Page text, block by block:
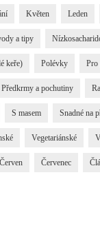
Květen Leden
a tipy
keře) Polévky Pro
Předkrmy a pochutiny
S masem Snadné na
Vegetariánské
Červen Červenec